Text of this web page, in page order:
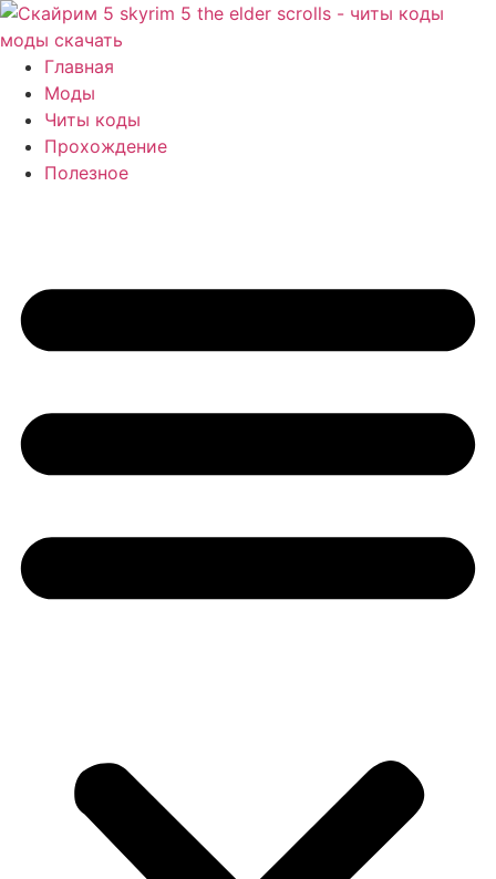
Перейти
к
содержимому
Главная
Моды
Читы коды
Прохождение
Полезное